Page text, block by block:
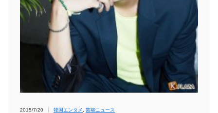
2015/7/20 韓国エンタメ 芸能ニュース